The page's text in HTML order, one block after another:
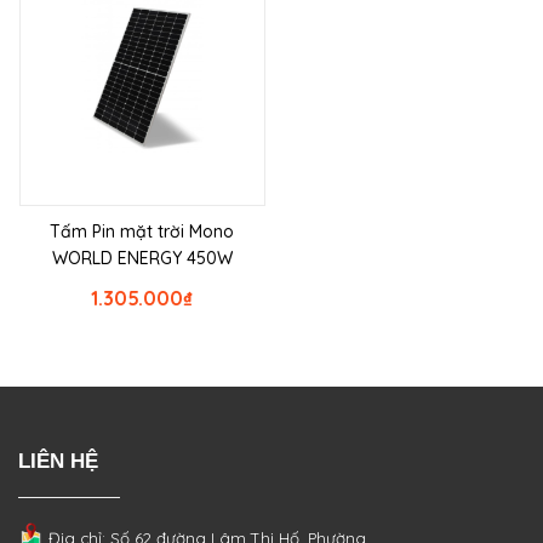
Tấm Pin mặt trời Mono
WORLD ENERGY 450W
₫
1.305.000
LIÊN HỆ
Địa chỉ: Số 62 đường Lâm Thị Hố, Phường